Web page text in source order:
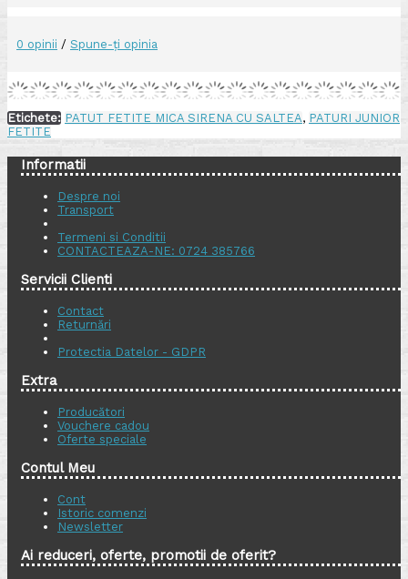
0 opinii / Spune-ţi opinia
Etichete: PATUT FETITE MICA SIRENA CU SALTEA, PATURI JUNIOR
FETITE
Informatii
Despre noi
Transport
Termeni si Conditii
CONTACTEAZA-NE: 0724 385766
Servicii Clienti
Contact
Returnări
Protectia Datelor - GDPR
Extra
Producători
Vouchere cadou
Oferte speciale
Contul Meu
Cont
Istoric comenzi
Newsletter
Ai reduceri, oferte, promotii de oferit?